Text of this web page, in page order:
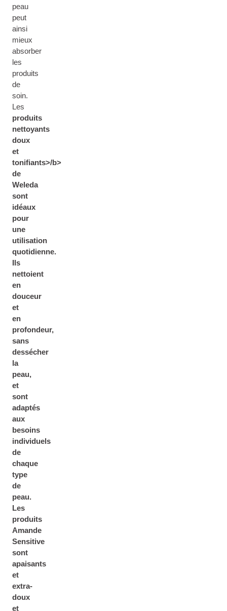
peau
peut
ainsi
mieux
absorber
les
produits
de
soin.
Les
produits
nettoyants
doux
et
tonifiants>/b>
de
Weleda
sont
idéaux
pour
une
utilisation
quotidienne.
Ils
nettoient
en
douceur
et
en
profondeur,
sans
dessécher
la
peau,
et
sont
adaptés
aux
besoins
individuels
de
chaque
type
de
peau.
Les
produits
Amande
Sensitive
sont
apaisants
et
extra-
doux
et